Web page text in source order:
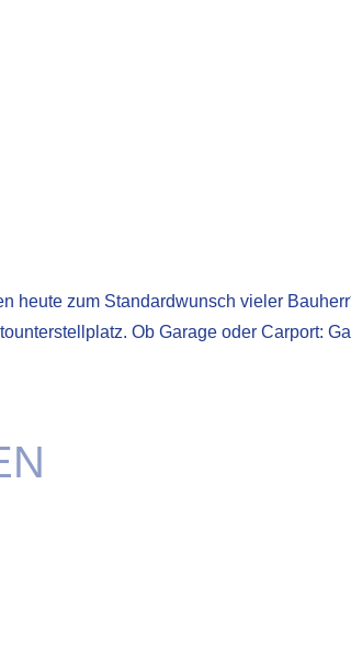
heute zum Standardwunsch vieler
Ob Garage oder Carport: